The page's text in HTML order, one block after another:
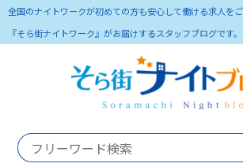
全国のナイトワークが初めての方も安心して働ける求人を
『そら街ナイトワーク』がお届けするスタッフブログです。